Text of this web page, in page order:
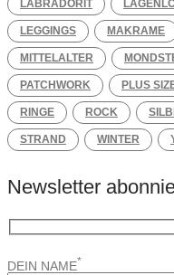
LABRADORIT
LEGGINGS MAKRAME
MITTELALTER
PATCHWORK PLUS
RINGE ROCK
STRAND WINTER
Newsletter
DEIN NAME*